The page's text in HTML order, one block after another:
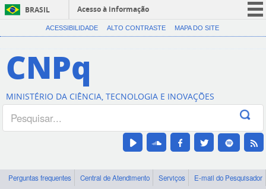
BRASIL
Acesso à informação
CORONAVÍRUS (COVID-19)
Canais
ACESSIBILIDADE ALTO CONTRASTE MAPA DO SITE
CNPq
MINISTÉRIO DA CIÊNCIA, TECNOLOGIA E INOVAÇÕES
Perguntas frequentes Central de Atendimento Serviços
E-mail do Pesquisador